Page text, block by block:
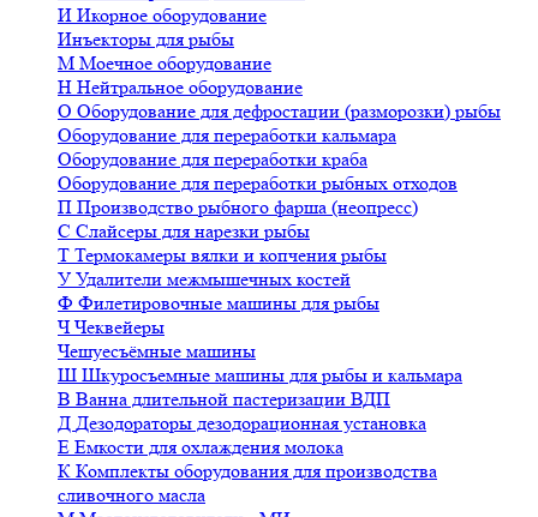
И Икорное оборудование
Инъекторы для рыбы
М Моечное оборудование
Н Нейтральное оборудование
О Оборудование для дефростации (разморозки) рыбы
Оборудование для переработки кальмара
Оборудование для переработки краба
Оборудование для переработки рыбных отходов
П Производство рыбного фарша (неопресс)
С Слайсеры для нарезки рыбы
Т Термокамеры вялки и копчения рыбы
У Удалители межмышечных костей
Ф Филетировочные машины для рыбы
ЧЧеквейеры
Чешуесъёмные машины
Ш Шкуросъемные машины для рыбы и кальмара
В Ванна длительной пастеризации ВДП
Д Дезодораторы дезодорационная установка
Е Емкости для охлаждения молока
К Комплекты оборудования для производства
сливочного масла